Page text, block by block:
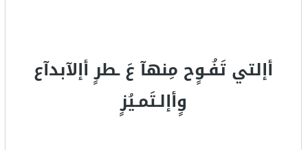
أإلتي تَفُـوٍح مِنهآ عَ ـطرٍ أإلآبدآع
وٍأإلـتَمـيُزٍ